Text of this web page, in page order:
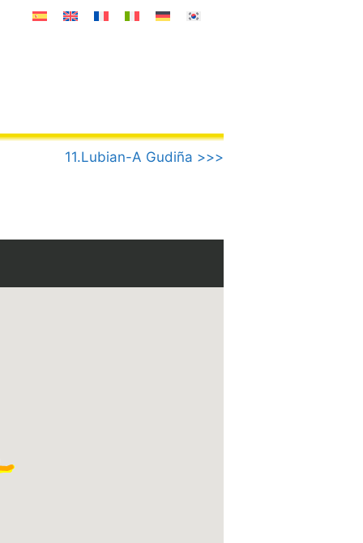
11.Lubian-A Gudiña >>>